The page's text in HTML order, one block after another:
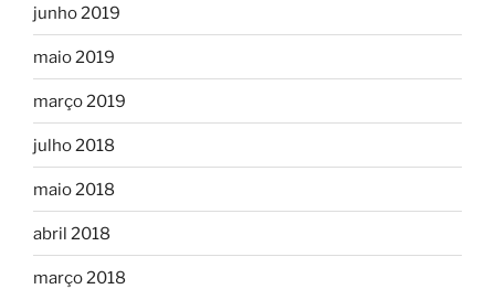
junho 2019
maio 2019
março 2019
julho 2018
maio 2018
abril 2018
março 2018